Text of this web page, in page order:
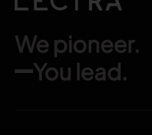
We pioneer.
You lead.